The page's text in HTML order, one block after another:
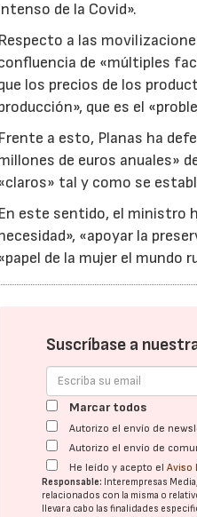
de la Covid».
Respecto a las
de «múltiples
los precios de los
que es el
Frente a esto, Planas ha
de euros anuales»
tal y como se
En este sentido, el ministro
«apoyar la
de la mujer el mundo
Suscríbase a
Marcar todos
Autorizo el envío de
Autorizo el envío de
He leído y acepto elAviso
Responsable: Interempresas
relacionados con la misma o
llevar a cabo las finalidades